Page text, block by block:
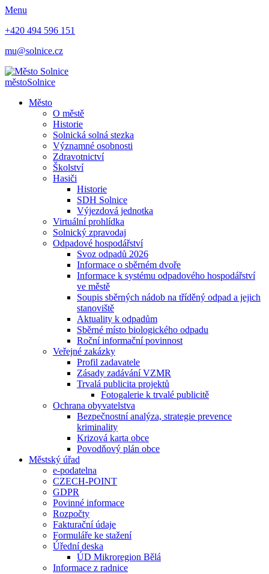
Menu
+420 494 596 151
mu@solnice.cz
městoSolnice
Město
O městě
Historie
Solnická solná stezka
Významné osobnosti
Zdravotnictví
Školství
Hasiči
Historie
SDH Solnice
Výjezdová jednotka
Virtuální prohlídka
Solnický zpravodaj
Odpadové hospodářství
Svoz odpadů 2026
Informace o sběrném dvoře
Informace k systému odpadového hospodářství
ve městě
Soupis sběrných nádob na tříděný odpad a jejich
stanoviště
Aktuality k odpadům
Sběrné místo biologického odpadu
Roční informační povinnost
Veřejné zakázky
Profil zadavatele
Zásady zadávání VZMR
Trvalá publicita projektů
Fotogalerie k trvalé publicitě
Ochrana obyvatelstva
Bezpečnostní analýza, strategie prevence
kriminality
Krizová karta obce
Povodňový plán obce
Městský úřad
e-podatelna
CZECH-POINT
GDPR
Povinné informace
Rozpočty
Fakturační údaje
Formuláře ke stažení
Úřední deska
ÚD Mikroregion Bělá
Informace z radnice